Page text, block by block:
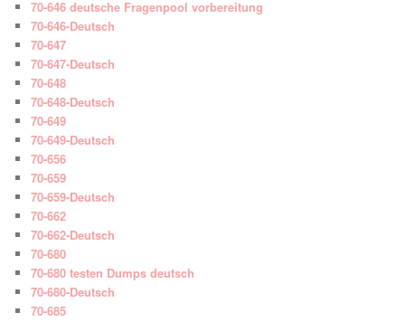
70-646 deutsche Fragenpool vorbereitung
70-646-Deutsch
70-647
70-647-Deutsch
70-648
70-648-Deutsch
70-649
70-649-Deutsch
70-656
70-659
70-659-Deutsch
70-662
70-662-Deutsch
70-680
70-680 testen Dumps deutsch
70-680-Deutsch
70-685